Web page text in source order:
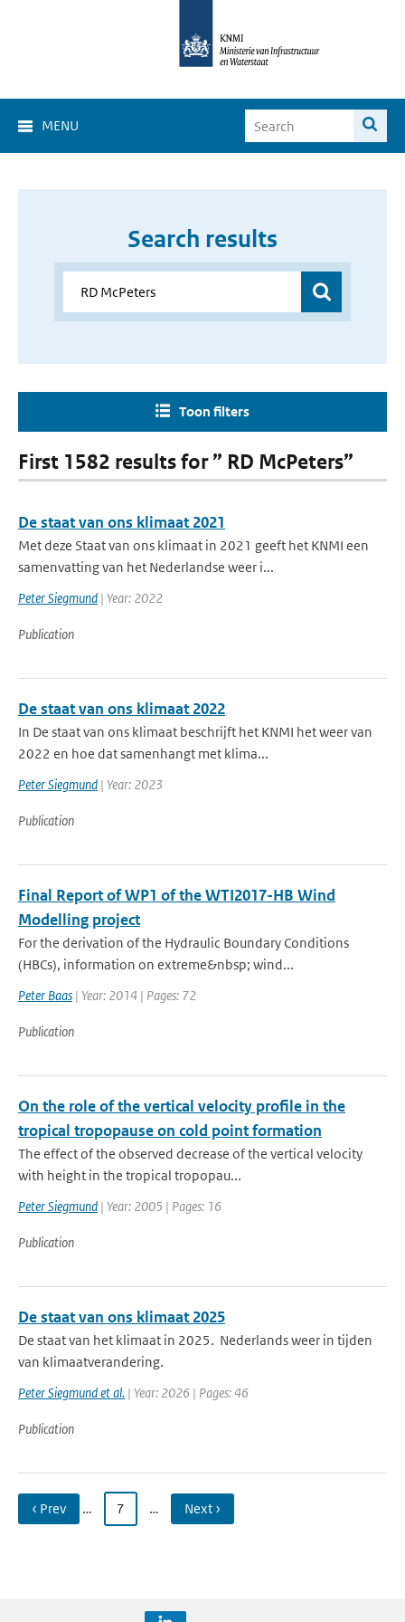
MENU
Search results
Toon filters
First 1582 results for ” RD McPeters”
De staat van ons klimaat 2021
Met deze Staat van ons klimaat in 2021 geeft het KNMI een
samenvatting van het Nederlandse weer i...
Peter Siegmund | Year: 2022
Publication
De staat van ons klimaat 2022
In De staat van ons klimaat beschrijft het KNMI het weer van
2022 en hoe dat samenhangt met klima...
Peter Siegmund | Year: 2023
Publication
Final Report of WP1 of the WTI2017-HB Wind
Modelling project
For the derivation of the Hydraulic Boundary Conditions
(HBCs), information on extreme&nbsp; wind...
Peter Baas | Year: 2014 | Pages: 72
Publication
On the role of the vertical velocity profile in the
tropical tropopause on cold point formation
The effect of the observed decrease of the vertical velocity
with height in the tropical tropopau...
Peter Siegmund | Year: 2005 | Pages: 16
Publication
De staat van ons klimaat 2025
De staat van het klimaat in 2025. Nederlands weer in tijden
van klimaatverandering.
Peter Siegmund et al. | Year: 2026 | Pages: 46
Publication
‹ Prev … 7 … Next ›